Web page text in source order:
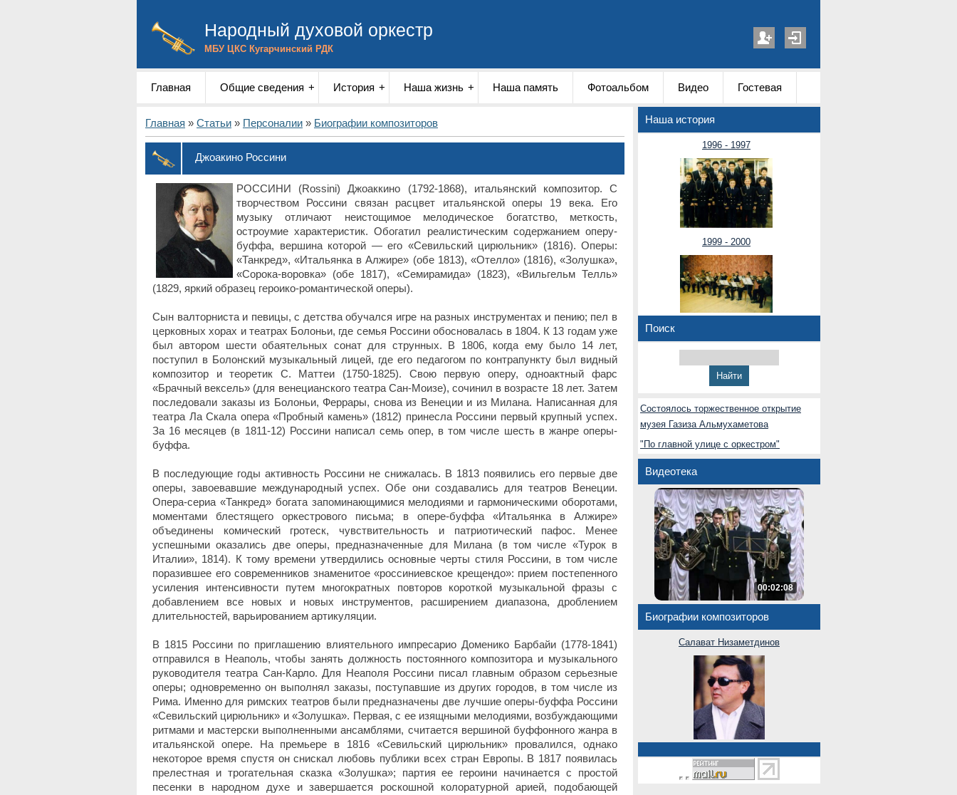
Народный духовой оркестр
МБУ ЦКС Кугарчинский РДК
Главная Общие сведения История Наша жизнь Наша память Фотоальбом Видео Гостевая
Главная » Статьи » Персоналии » Биографии композиторов
Джоакино Россини
РОССИНИ (Rossini) Джоаккино (1792-1868), итальянский композитор. С
творчеством Россини связан расцвет итальянской оперы 19 века. Его
музыку отличают неистощимое мелодическое богатство, меткость,
остроумие характеристик. Обогатил реалистическим содержанием оперу-
буффа, вершина которой — его «Севильский цирюльник» (1816). Оперы:
«Танкред», «Итальянка в Алжире» (обе 1813), «Отелло» (1816), «Золушка»,
«Сорока-воровка» (обе 1817), «Семирамида» (1823), «Вильгельм Телль»
(1829, яркий образец героико-романтической оперы).
Сын валторниста и певицы, с детства обучался игре на разных инструментах и пению; пел в
церковных хорах и театрах Болоньи, где семья Россини обосновалась в 1804. К 13 годам уже
был автором шести обаятельных сонат для струнных. В 1806, когда ему было 14 лет,
поступил в Болонский музыкальный лицей, где его педагогом по контрапункту был видный
композитор и теоретик С. Маттеи (1750-1825). Свою первую оперу, одноактный фарс
«Брачный вексель» (для венецианского театра Сан-Моизе), сочинил в возрасте 18 лет. Затем
последовали заказы из Болоньи, Феррары, снова из Венеции и из Милана. Написанная для
театра Ла Скала опера «Пробный камень» (1812) принесла Россини первый крупный успех.
За 16 месяцев (в 1811-12) Россини написал семь опер, в том числе шесть в жанре оперы-
буффа.
В последующие годы активность Россини не снижалась. В 1813 появились его первые две
оперы, завоевавшие международный успех. Обе они создавались для театров Венеции.
Опера-сериа «Танкред» богата запоминающимися мелодиями и гармоническими оборотами,
моментами блестящего оркестрового письма; в опере-буффа «Итальянка в Алжире»
объединены комический гротеск, чувствительность и патриотический пафос. Менее
успешными оказались две оперы, предназначенные для Милана (в том числе «Турок в
Италии», 1814). К тому времени утвердились основные черты стиля Россини, в том числе
поразившее его современников знаменитое «россиниевское крещендо»: прием постепенного
усиления интенсивности путем многократных повторов короткой музыкальной фразы с
добавлением все новых и новых инструментов, расширением диапазона, дроблением
длительностей, варьированием артикуляции.
В 1815 Россини по приглашению влиятельного импресарио Доменико Барбайи (1778-1841)
отправился в Неаполь, чтобы занять должность постоянного композитора и музыкального
руководителя театра Сан-Карло. Для Неаполя Россини писал главным образом серьезные
оперы; одновременно он выполнял заказы, поступавшие из других городов, в том числе из
Рима. Именно для римских театров были предназначены две лучшие оперы-буффа Россини
«Севильский цирюльник» и «Золушка». Первая, с ее изящными мелодиями, возбуждающими
ритмами и мастерски выполненными ансамблями, считается вершиной буффонного жанра в
итальянской опере. На премьере в 1816 «Севильский цирюльник» провалился, однако
некоторое время спустя он снискал любовь публики всех стран Европы. В 1817 появилась
прелестная и трогательная сказка «Золушка»; партия ее героини начинается с простой
песенки в народном духе и завершается роскошной колоратурной арией, подобающей
Наша история
1996 - 1997
1999 - 2000
Поиск
Состоялось торжественное открытие
музея Газиза Альмухаметова
"По главной улице с оркестром"
Видеотека
00:02:08
Биографии композиторов
Салават Низаметдинов